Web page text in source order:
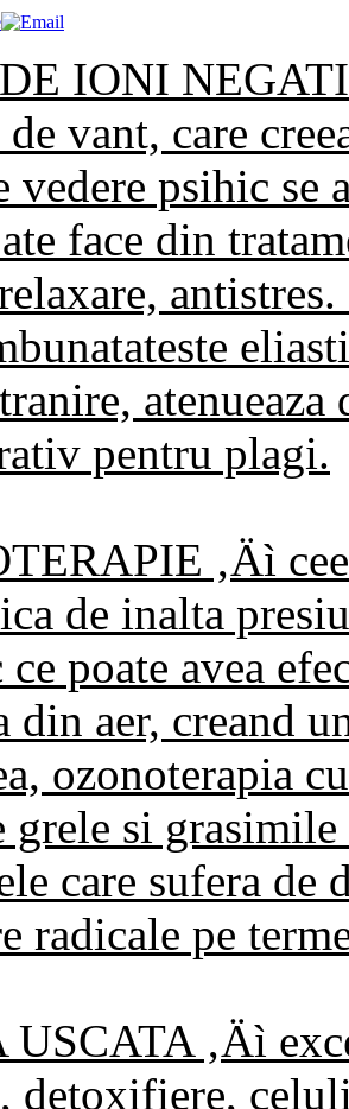
IONI
vant, care
vedere psihic se
face din
pentru plagi.
‚Äì
de inalta
poate avea
din aer, creand
ozonoterapia
grele si
care sufera de
radicale pe
‚Äì
detoxifiere,